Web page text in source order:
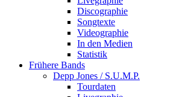
Discographie
Songtexte
Videographie
In den Medien
Statistik
Frühere Bands
Depp Jones / S.U.M.P.
Tourdaten